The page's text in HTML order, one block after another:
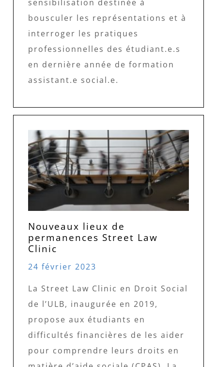
sensibilisation destinée à
bousculer les représentations et à
interroger les pratiques
professionnelles des étudiant.e.s
en dernière année de formation
assistant.e social.e.
Nouveaux lieux de
permanences Street Law
Clinic
24 février 2023
La Street Law Clinic en Droit Social
de l’ULB, inaugurée en 2019,
propose aux étudiants en
difficultés financières de les aider
pour comprendre leurs droits en